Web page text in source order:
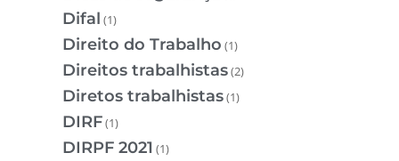
Difal (1)
Direito do Trabalho (1)
Direitos trabalhistas(2)
Diretos trabalhistas(1)
DIRF(1)
DIRPF 2021 (1)